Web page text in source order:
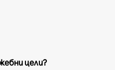
цели?